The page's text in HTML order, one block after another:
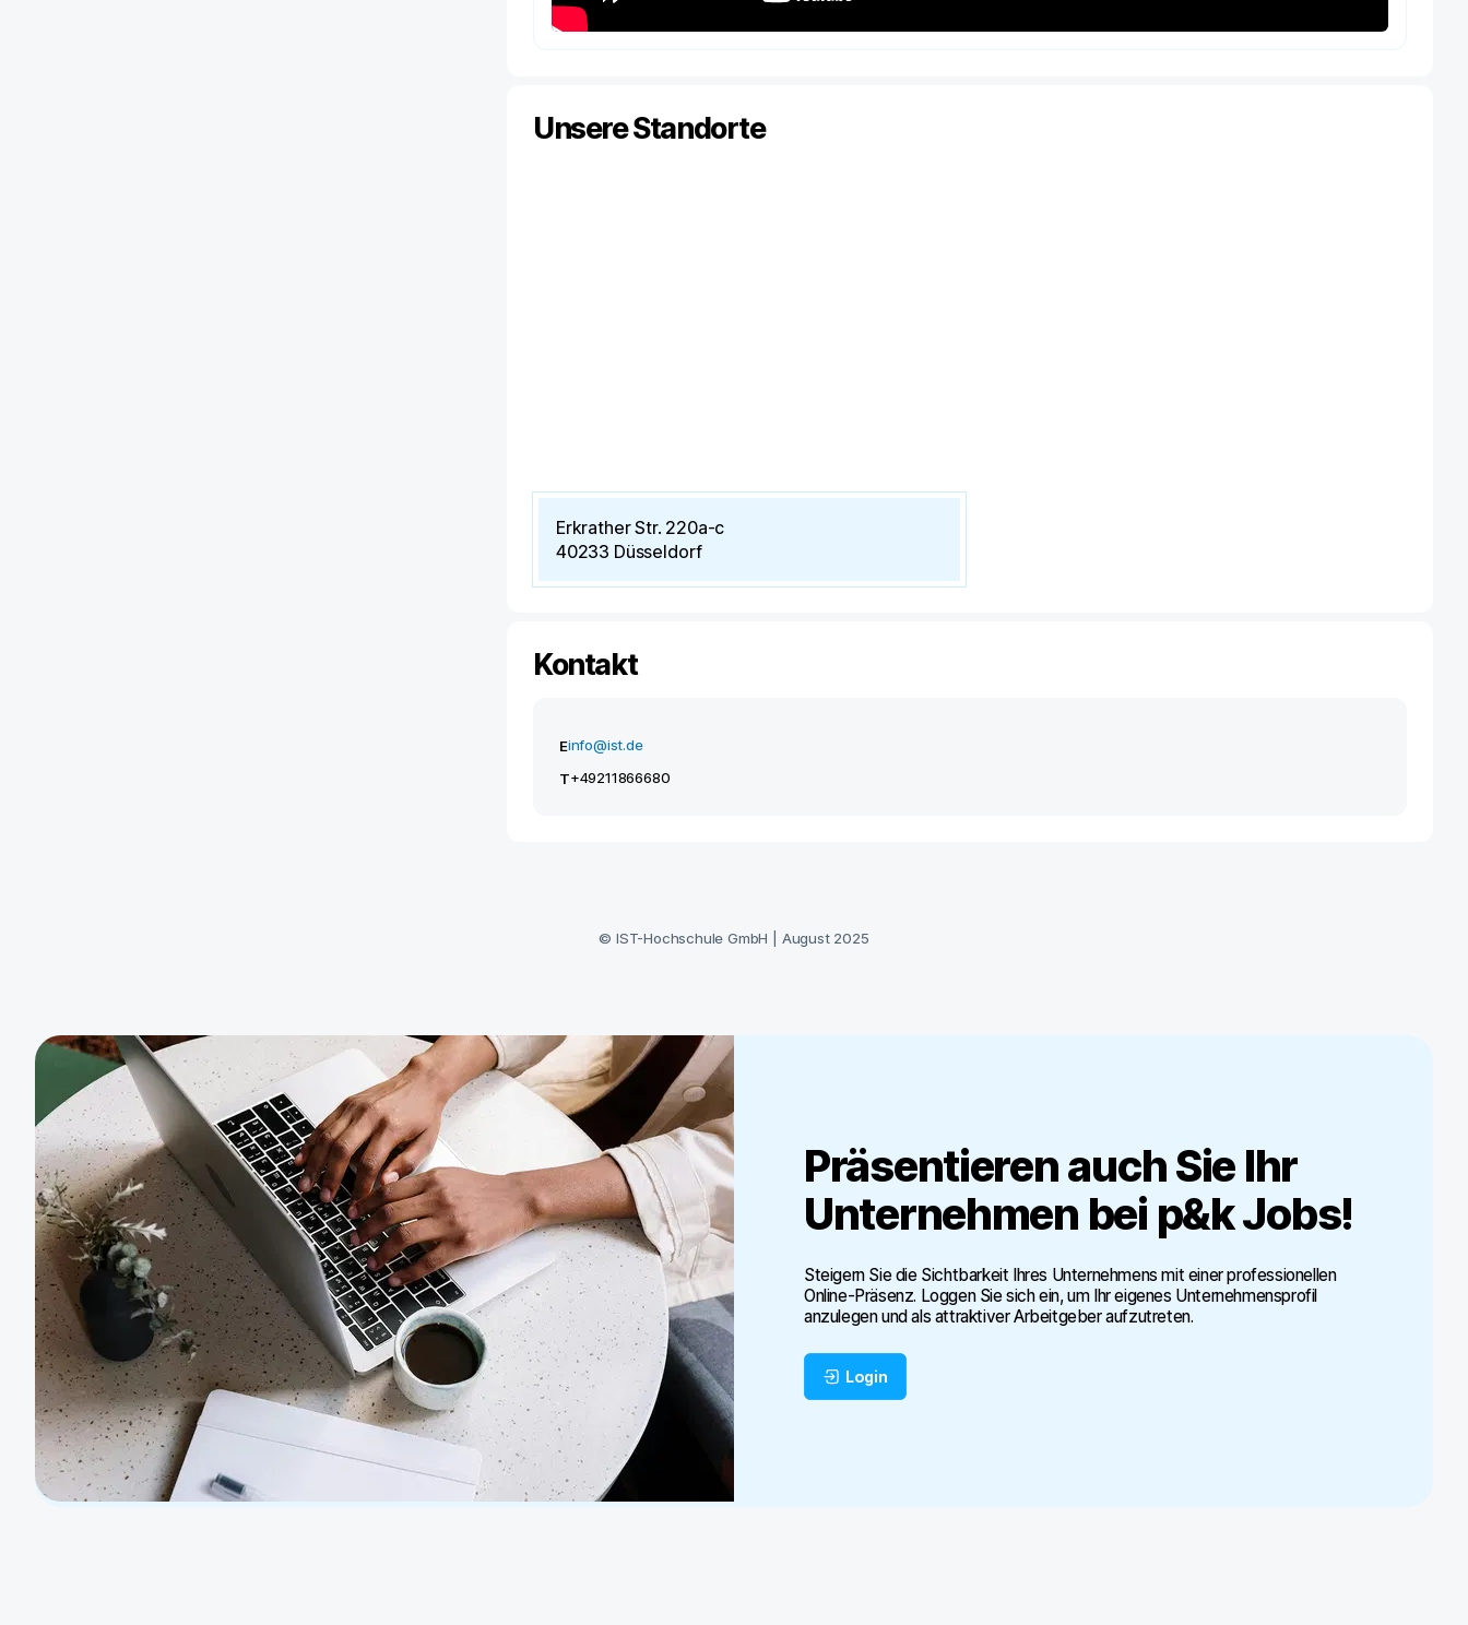
Unsere Standorte
Erkrather Str. 220a-c
40233 Düsseldorf
Kontakt
Einfo@ist.de
T+49211866680
©IST-Hochschule GmbH August 2025
Präsentieren auch Sie Ihr
Unternehmen bei p&k Jobs!
Steigern Sie die Sichtbarkeit Ihres Unternehmens mit einer professionellen
Online-Präsenz. Loggen Sie sich ein, um Ihr eigenes Unternehmensprofil
anzulegen und als attraktiver Arbeitgeber aufzutreten.
Login